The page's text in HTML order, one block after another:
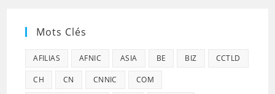
Mots Clés
AFILIAS AFNIC ASIA BE BIZ CCTLD
CH CN CNNIC COM